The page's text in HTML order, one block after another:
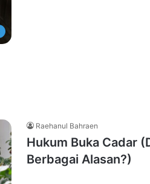
Raehanul Bahraen
Hukum Buka Cadar
Berbagai Alasan?)